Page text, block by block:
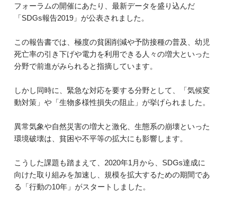
フォーラムの開催にあたり、最新データを盛り込んだ
「SDGs報告2019」が公表されました。
この報告書では、極度の貧困削減や予防接種の普及、幼児
死亡率の引き下げや電力を利用できる人々の増大といった
分野で前進がみられると指摘しています。
しかし同時に、緊急な対応を要する分野として、「気候変
動対策」や「生物多様性損失の阻止」が挙げられました。
異常気象や自然災害の増大と激化、生態系の崩壊といった
環境破壊は、貧困や不平等の拡大にも影響します。
こうした課題も踏まえて、2020年1月から、SDGs達成に
向けた取り組みを加速し、規模を拡大するための期間であ
る「行動の10年」がスタートしました。